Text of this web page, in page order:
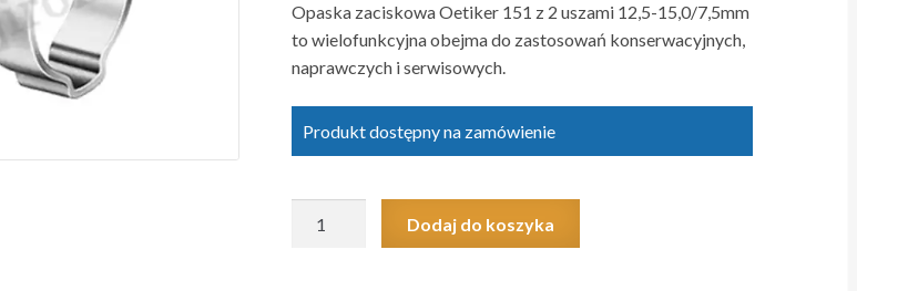
Opaska zaciskowa Oetiker 151 z 2 uszami 12,5-15,0/7,5mm
to wielofunkcyjna obejma do zastosowań konserwacyjnych,
naprawczych i serwisowych.
Produkt dostępny na zamówienie
Dodaj do koszyka